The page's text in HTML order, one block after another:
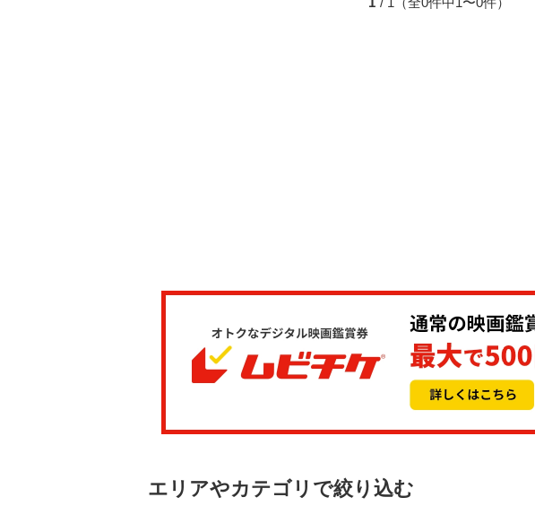
エリアやカテゴリで絞り込む